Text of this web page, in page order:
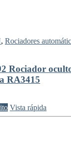
, Rociadores
Rociador
RA3415
Vista rápida